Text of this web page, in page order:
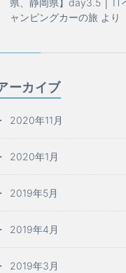
県、静岡県】day3.5 │ IT
ャンピングカーの旅 より
ーカイブ
2020年11月
2020年1月
2019年5月
2019年4月
2019年3月